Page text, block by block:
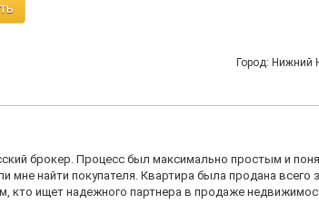
Город: Нижний
брокер. Процесс был максимально простым и
найти покупателя. Квартира была продана всего
кто ищет надежного партнера в продаже